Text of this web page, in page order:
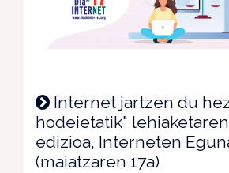
Internet jartzen du
hodeietatik"
edizioa, Interneten
(maiatzaren 17a)